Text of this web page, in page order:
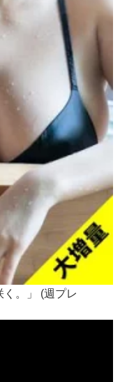
く。」 (週プレ